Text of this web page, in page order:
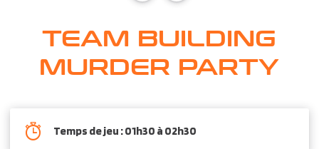
TEAM BUILDING
MURDER PARTY
Temps de jeu : 01h30 à 02h30